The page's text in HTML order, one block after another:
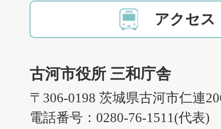
アクセス
古河市役所 三和庁舎
〒306-0198 茨城県古河市仁連
電話番号：0280-76-1511(代表)